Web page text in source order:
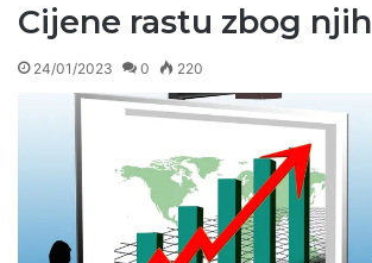
Cijene rastu zbog njih
24/01/2023 0 220